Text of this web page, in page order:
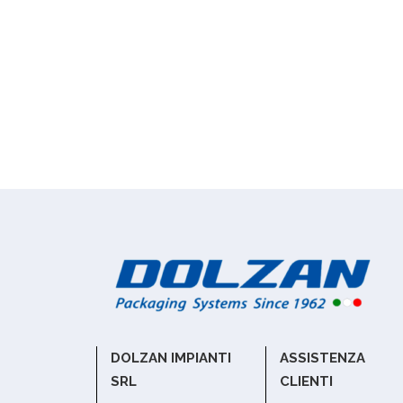
DOLZAN IMPIANTI
SRL
ASSISTENZA
CLIENTI